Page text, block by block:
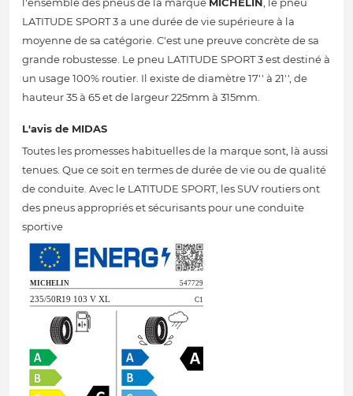
l'ensemble des pneus de la marque MICHELIN, le pneu
LATITUDE SPORT 3 a une durée de vie supérieure à la
moyenne de sa catégorie. C'est une preuve concrète de sa
grande robustesse. Le pneu LATITUDE SPORT 3 est destiné à
un usage 100% routier. Il existe de diamètre 17'' à 21'', de
hauteur 35 à 65 et de largeur 225mm à 315mm.
L'avis de MIDAS
Toutes les promesses habituelles de la marque sont, là aussi
tenues. Que ce soit en termes de durée de vie ou de qualité
de conduite. Avec le LATITUDE SPORT, les SUV routiers ont
des pneus appropriés et sécurisants pour une conduite
sportive